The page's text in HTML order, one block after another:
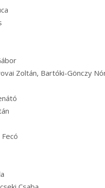
Zoltán, Bartóki-Gönczy